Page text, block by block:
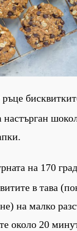
настърган
на 170
в тава
на малко
около 20